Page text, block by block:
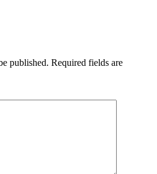
published. Required fields are